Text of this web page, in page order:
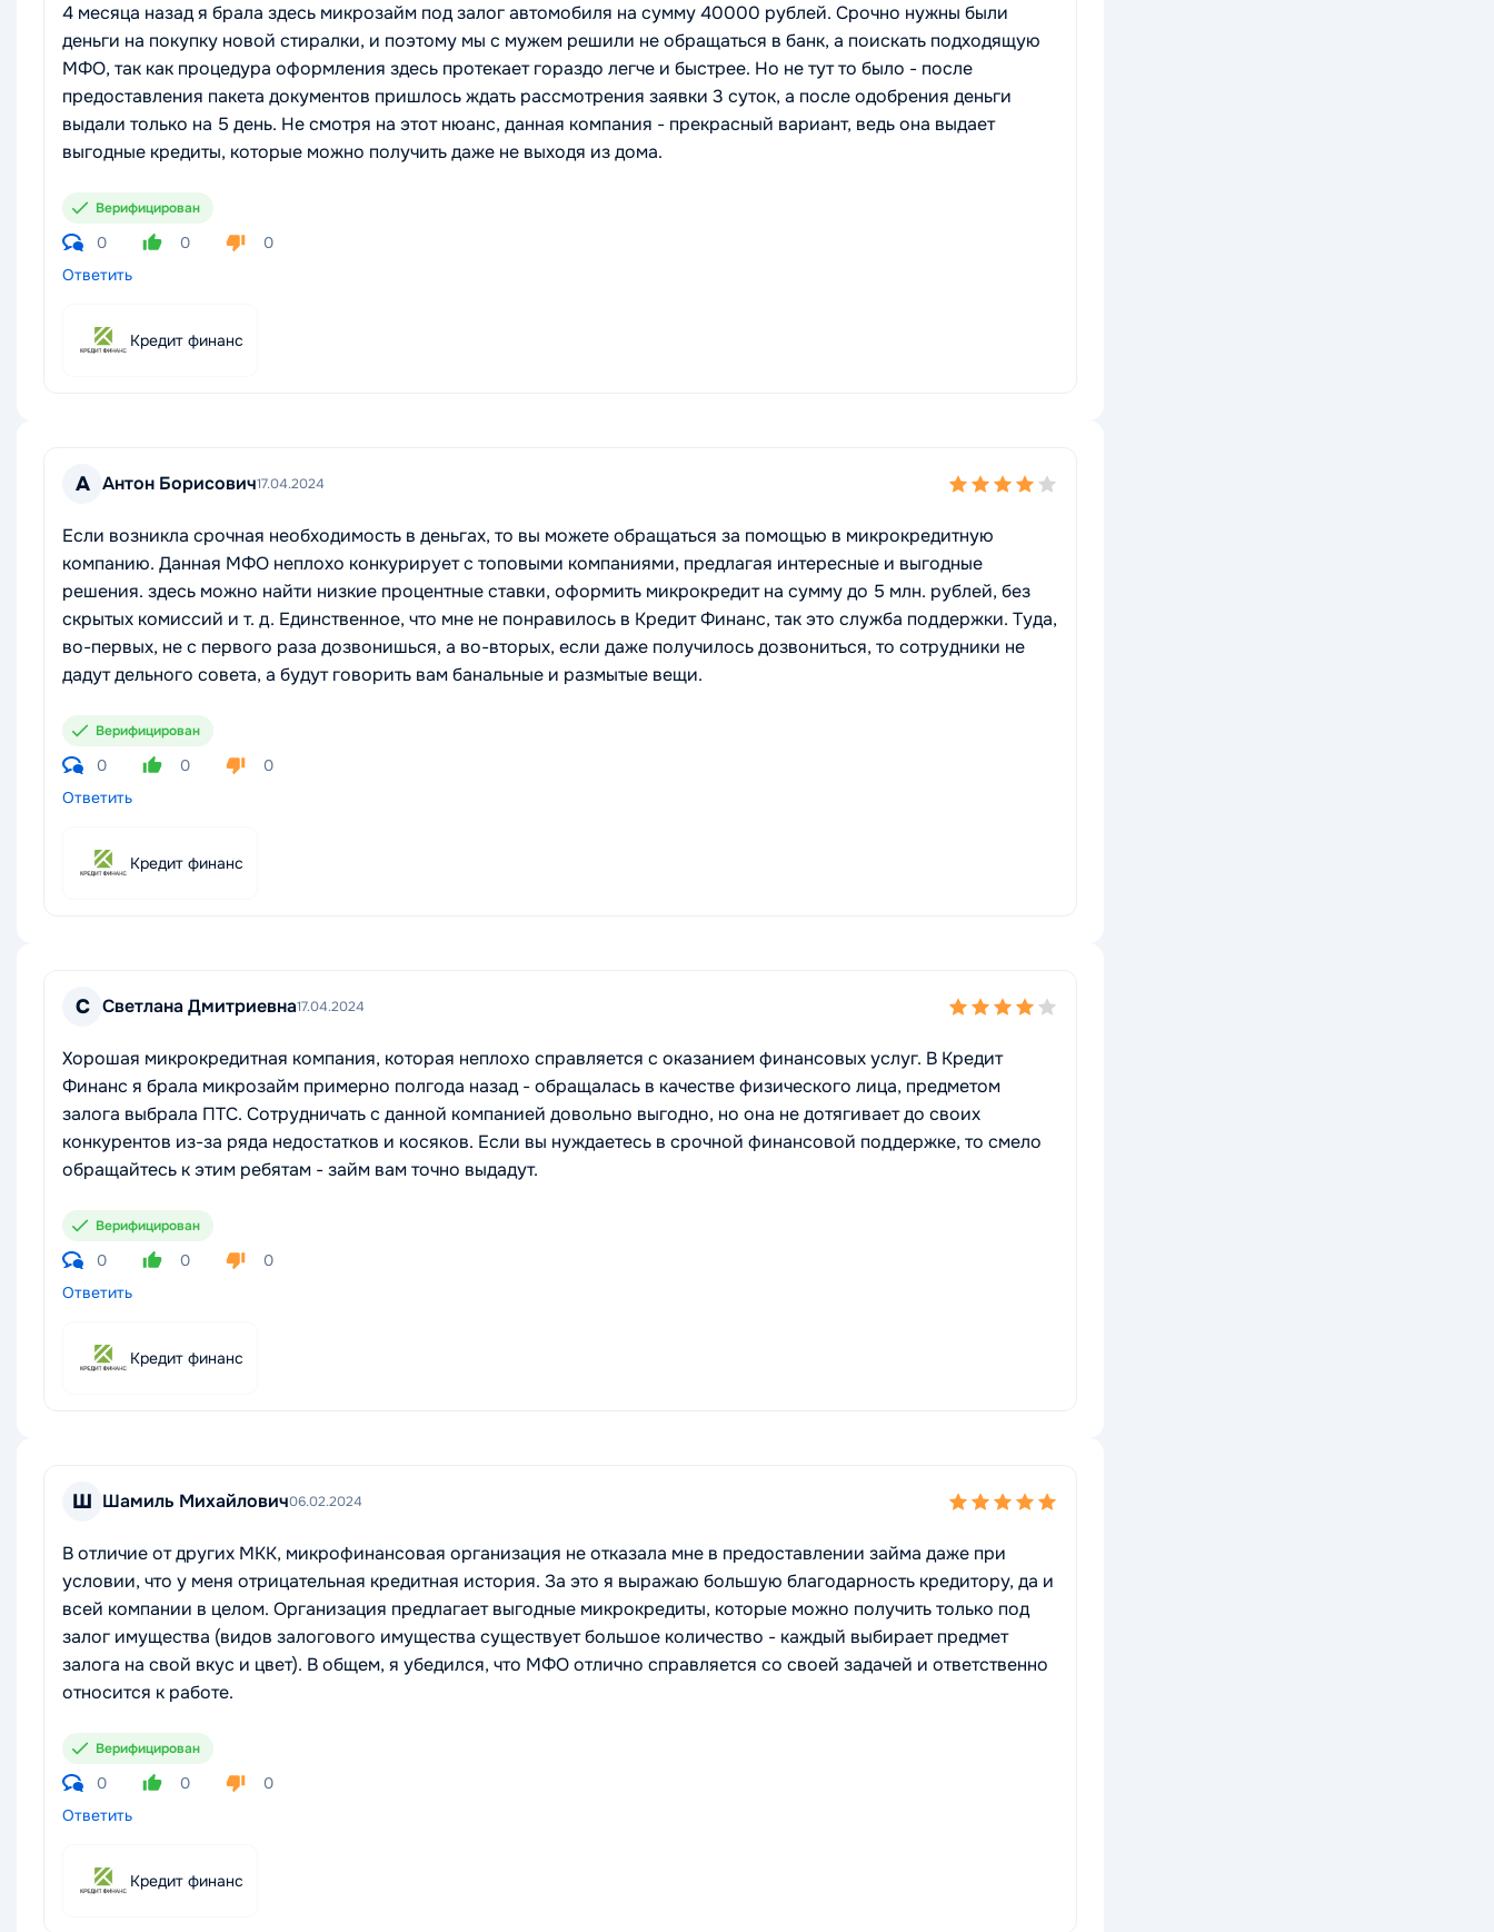
4 месяца назад я брала здесь микрозайм под залог автомобиля на сумму 40000 рублей. Срочно нужны были
деньги на покупку новой стиралки, и поэтому мы с мужем решили не обращаться в банк, а поискать подходящую
МФО, так как процедура оформления здесь протекает гораздо легче и быстрее. Но не тут то было - после
предоставления пакета документов пришлось ждать рассмотрения заявки 3 суток, а после одобрения деньги
выдали только на 5 день. Не смотря на этот нюанс, данная компания - прекрасный вариант, ведь она выдает
выгодные кредиты, которые можно получить даже не выходя из дома.
Верифицирован
0 0
0
Ответить
Кредит финанс
А Антон Борисович17.04.2024
Если возникла срочная необходимость в деньгах, то вы можете обращаться за помощью в микрокредитную
компанию. Данная МФО неплохо конкурирует с топовыми компаниями, предлагая интересные и выгодные
решения. здесь можно найти низкие процентные ставки, оформить микрокредит на сумму до 5 млн. рублей, без
скрытых комиссий и т. д. Единственное, что мне не понравилось в Кредит Финанс, так это служба поддержки. Туда,
во-первых, не с первого раза дозвонишься, а во-вторых, если даже получилось дозвониться, то сотрудники не
дадут дельного совета, а будут говорить вам банальные и размытые вещи.
Верифицирован
0 0
0
Ответить
Кредит финанс
С Светлана Дмитриевна17.04.2024
Хорошая микрокредитная компания, которая неплохо справляется с оказанием финансовых услуг. В Кредит
Финанс я брала микрозайм примерно полгода назад - обращалась в качестве физического лица, предметом
залога выбрала ПТС. Сотрудничать с данной компанией довольно выгодно, но она не дотягивает до своих
конкурентов из-за ряда недостатков и косяков. Если вы нуждаетесь в срочной финансовой поддержке, то смело
обращайтесь к этим ребятам - займ вам точно выдадут.
Верифицирован
0 0
0
Ответить
Кредит финанс
Ш Шамиль Михайлович06.02.2024
В отличие от других МКК, микрофинансовая организация не отказала мне в предоставлении займа даже при
условии, что у меня отрицательная кредитная история. За это я выражаю большую благодарность кредитору, да и
всей компании в целом. Организация предлагает выгодные микрокредиты, которые можно получить только под
залог имущества (видов залогового имущества существует большое количество - каждый выбирает предмет
залога на свой вкус и цвет). В общем, я убедился, что МФО отлично справляется со своей задачей и ответственно
относится к работе.
Верифицирован
0 0
0
Ответить
Кредит финанс